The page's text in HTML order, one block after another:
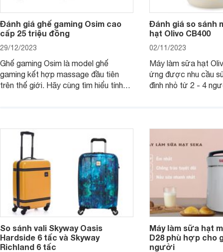
Đánh giá ghế gaming Osim cao
cấp 25 triệu đồng
29/12/2023
Ghế gaming Osim là model ghế
gaming kết hợp massage đầu tiên
trên thế giới. Hãy cùng tìm hiểu tính
Đánh giá so sánh
hạt Olivo CB400
02/11/2023
Máy làm sữa hạt
ứng được nhu cầu
đình nhỏ từ 2 - 4
So sánh vali Skyway Oasis
Hardside 6 tấc và Skyway
Richland 6 tấc
Máy làm sữa hạt
D28 phù hợp cho
người